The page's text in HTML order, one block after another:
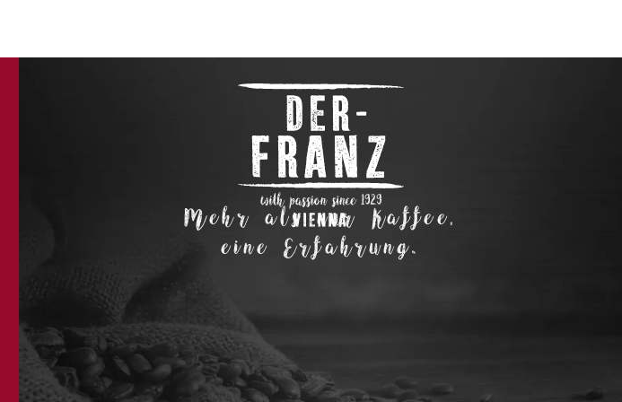
Mehr als nur Kaffee,
eine Erfahrung.